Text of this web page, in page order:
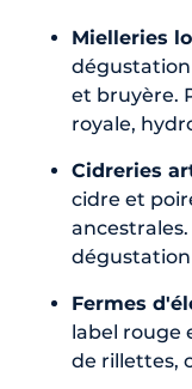
Mielleries
et bruyère.
royale,
Cidreries
cidre et
Fermes
label rouge
de rillettes,